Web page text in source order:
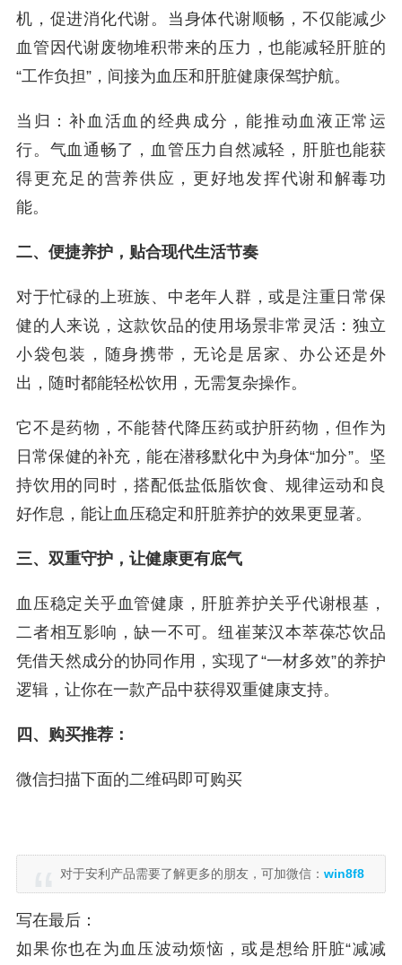
机，促进消化代谢。当身体代谢顺畅，不仅能减少
血管因代谢废物堆积带来的压力，也能减轻肝脏的
“工作负担”，间接为血压和肝脏健康保驾护航。
当归：补血活血的经典成分，能推动血液正常运
行。气血通畅了，血管压力自然减轻，肝脏也能获
得更充足的营养供应，更好地发挥代谢和解毒功
能。
二、便捷养护，贴合现代生活节奏
对于忙碌的上班族、中老年人群，或是注重日常保
健的人来说，这款饮品的使用场景非常灵活：独立
小袋包装，随身携带，无论是居家、办公还是外
出，随时都能轻松饮用，无需复杂操作。
它不是药物，不能替代降压药或护肝药物，但作为
日常保健的补充，能在潜移默化中为身体“加分”。坚
持饮用的同时，搭配低盐低脂饮食、规律运动和良
好作息，能让血压稳定和肝脏养护的效果更显著。
三、双重守护，让健康更有底气
血压稳定关乎血管健康，肝脏养护关乎代谢根基，
二者相互影响，缺一不可。纽崔莱汉本萃葆芯饮品
凭借天然成分的协同作用，实现了“一材多效”的养护
逻辑，让你在一款产品中获得双重健康支持。
四、购买推荐：
微信扫描下面的二维码即可购买
对于安利产品需要了解更多的朋友，可加微信： win8f8
写在最后：
如果你也在为血压波动烦恼，或是想给肝脏“减减